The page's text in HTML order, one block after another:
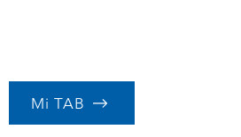
Mi TAB